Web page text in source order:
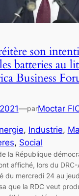
son
batteries au
Business
—parMoctar
, Industrie,
, Social
la République
affiché, lors du
du mercredi 24 au
que la RDC veut